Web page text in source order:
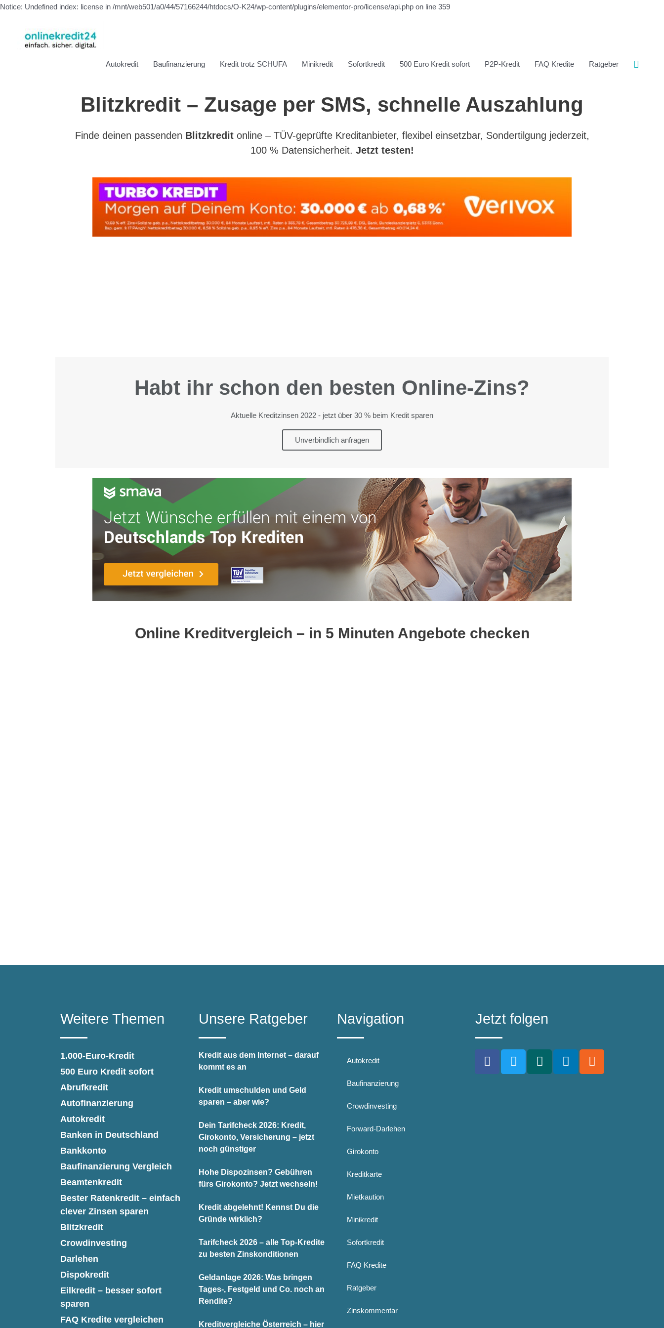
Notice: Undefined index: license in /mnt/web501/a0/44/57166244/htdocs/O-K24/wp-content/plugins/elementor-pro/license/api.php on line 359
Autokredit Baufinanzierung Kredit trotz SCHUFA Minikredit Sofortkredit 500 Euro Kredit sofort P2P-Kredit FAQ Kredite Ratgeber
Blitzkredit – Zusage per SMS, schnelle Auszahlung
Finde deinen passenden Blitzkreditonline – TÜV-geprüfte Kreditanbieter, flexibel einsetzbar, Sondertilgung jederzeit,
100 % Datensicherheit. Jetzt testen!
Habt ihr schon den besten Online-Zins?
Aktuelle Kreditzinsen 2022 - jetzt über 30 % beim Kredit sparen
Unverbindlich anfragen
Online Kreditvergleich – in 5 Minuten Angebote checken
Weitere Themen
1.000-Euro-Kredit
500 Euro Kredit sofort
Abrufkredit
Autofinanzierung
Autokredit
Banken in Deutschland
Bankkonto
Baufinanzierung Vergleich
Beamtenkredit
Bester Ratenkredit – einfach
clever Zinsen sparen
Blitzkredit
Crowdinvesting
Darlehen
Dispokredit
Eilkredit – besser sofort
sparen
FAQ Kredite vergleichen
Unsere Ratgeber
Kredit aus dem Internet – darauf
kommt es an
Kredit umschulden und Geld
sparen – aber wie?
Dein Tarifcheck 2026: Kredit,
Girokonto, Versicherung – jetzt
noch günstiger
Hohe Dispozinsen? Gebühren
fürs Girokonto? Jetzt wechseln!
Kredit abgelehnt! Kennst Du die
Gründe wirklich?
Tarifcheck 2026 – alle Top-Kredite
zu besten Zinskonditionen
Geldanlage 2026: Was bringen
Tages-, Festgeld und Co. noch an
Rendite?
Kreditvergleiche Österreich – hier
Navigation
Autokredit
Baufinanzierung
Crowdinvesting
Forward-Darlehen
Girokonto
Kreditkarte
Mietkaution
Minikredit
Sofortkredit
FAQ Kredite
Ratgeber
Zinskommentar
Jetzt folgen